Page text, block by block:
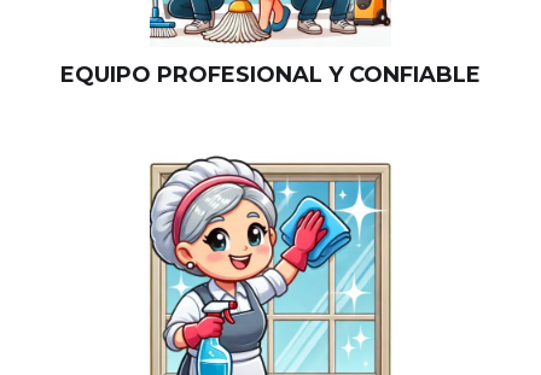
EQUIPO PROFESIONAL Y CONFIABLE